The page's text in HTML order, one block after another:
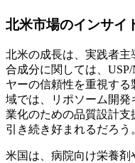
北米市場のインサイ
北米の成長は、実践者主
合成分に関しては、
ヤーの信頼性を重視す
域では、リポソーム開
業化のための品質設計
引き続き好まれるだろう
米国は、病院向け栄養